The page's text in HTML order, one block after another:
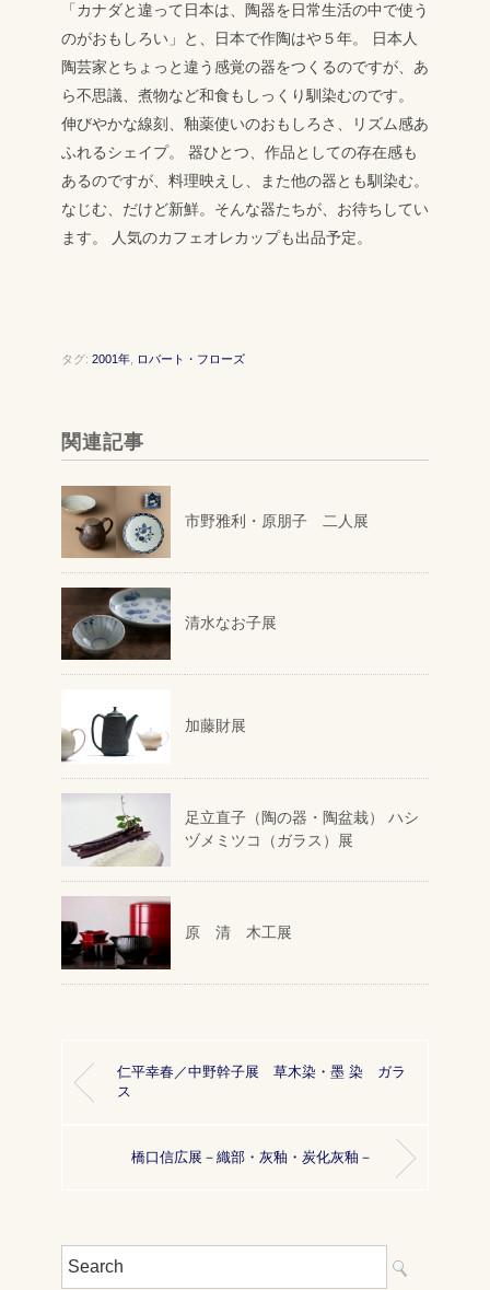
「カナダと違って日本は、陶器を日常生活の中で使う
のがおもしろい」と、日本で作陶はや５年。
日本人
陶芸家とちょっと違う感覚の器をつくるのですが、あ
ら不思議、煮物など和食もしっくり馴染むのです。
伸びやかな線刻、釉薬使いのおもしろさ、リズム感あ
ふれるシェイプ。
器ひとつ、作品としての存在感も
あるのですが、料理映えし、また他の器とも馴染む。
なじむ、だけど新鮮。そんな器たちが、お待ちしてい
ます。
人気のカフェオレカップも出品予定。
タグ: 2001年 ロバート・フローズ
関連記事
市野雅利・原朋子 二人展
清水なお子展
加藤財展
足立直子（陶の器・陶盆栽） ハシ
ヅメミツコ（ガラス）展
原 清 木工展
仁平幸春／中野幹子展 草木染・墨 染 ガラ
ス
橋口信広展－織部・灰釉・炭化灰釉－